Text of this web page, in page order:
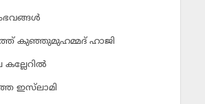
കുഞ്ഞുമുഹമ്മദ് ഹാജി
കല്ലേറില്‍
ഇസ്‌ലാമി